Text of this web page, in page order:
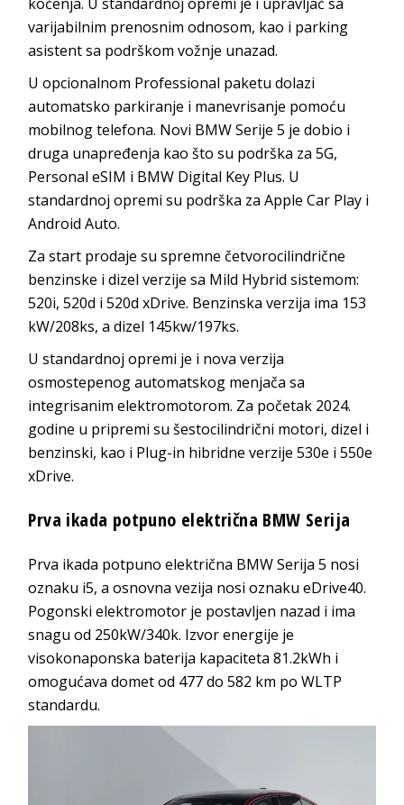
varijabilnim prenosnim odnosom, kao i parking
asistent sa podrškom vožnje unazad.
U opcionalnom Professional paketu dolazi
automatsko parkiranje i manevrisanje pomoću
mobilnog telefona. Novi BMW Serije 5 je dobio i
druga unapređenja kao što su podrška za 5G,
Personal eSIM i BMW Digital Key Plus. U
standardnoj opremi su podrška za Apple Car Play i
Android Auto.
Za start prodaje su spremne četvorocilindrične
benzinske i dizel verzije sa Mild Hybrid sistemom:
520i, 520d i 520d xDrive. Benzinska verzija ima 153
kW/208ks, a dizel 145kw/197ks.
U standardnoj opremi je i nova verzija
osmostepenog automatskog menjača sa
integrisanim elektromotorom. Za početak 2024.
godine u pripremi su šestocilindrični motori, dizel i
benzinski, kao i Plug-in hibridne verzije 530e i 550e
xDrive.
Prva ikada potpuno električna BMW Serija
Prva ikada potpuno električna BMW Serija 5 nosi
oznaku i5, a osnovna vezija nosi oznaku eDrive40.
Pogonski elektromotor je postavljen nazad i ima
snagu od 250kW/340k. Izvor energije je
visokonaponska baterija kapaciteta 81.2kWh i
omogućava domet od 477 do 582 km po WLTP
standardu.